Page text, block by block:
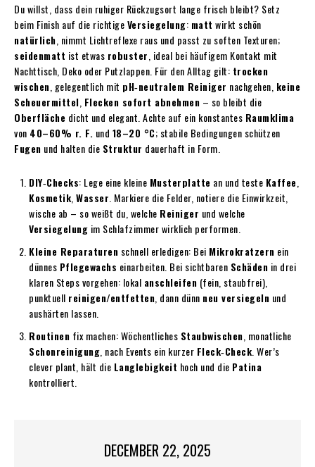
Du willst, dass dein ruhiger Rückzugsort lange frisch bleibt? Setz
beim Finish auf die richtigeVersiegelung: matt wirkt schön
natürlich , nimmt Lichtreflexe raus und passt zu soften Texturen;
seidenmatt ist etwas robuster , ideal bei häufigem Kontakt mit
Nachttisch, Deko oder Putzlappen. Für den Alltag gilt: trocken
wischen , gelegentlich mit pH‑neutralem Reiniger nachgehen, keine
Scheuermittel Flecken sofort abnehmen – so bleibt die
Oberfläche dicht und elegant. Achte auf ein konstantes Raumklima
von 40–60% r. F. und 18–20 °C; stabile Bedingungen schützen
Fugen und halten die Struktur dauerhaft in Form.
DIY‑Checks: Lege eine kleine Musterplatte an und teste Kaffee
Kosmetik Wasser . Markiere die Felder, notiere die Einwirkzeit,
wische ab – so weißt du, welche Reiniger und welche
Versiegelung im Schlafzimmer wirklich performen.
Kleine Reparaturen schnell erledigen: Bei Mikrokratzern ein
dünnes Pflegewachs einarbeiten. Bei sichtbaren Schäden in drei
klaren Steps vorgehen: lokal anschleifen (fein, staubfrei),
punktuell reinigen/entfetten , dann dünn neu versiegeln und
aushärten lassen.
Routinen fix machen: Wöchentliches Staubwischen , monatliche
Schonreinigung , nach Events ein kurzer Fleck‑Check . Wer’s
clever plant, hält die Langlebigkeit hoch und die Patina
kontrolliert.
DECEMBER 22, 2025